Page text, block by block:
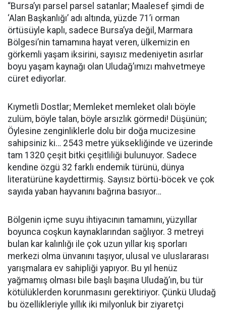
“Bursa’yı parsel parsel satanlar; Maalesef şimdi de
‘Alan Başkanlığı’ adı altında, yüzde 71’i orman
örtüsüyle kaplı, sadece Bursa’ya değil, Marmara
Bölgesi’nin tamamına hayat veren, ülkemizin en
görkemli yaşam iksirini, sayısız medeniyetin asırlar
boyu yaşam kaynağı olan Uludağ’ımızı mahvetmeye
cüret ediyorlar.
Kıymetli Dostlar; Memleket memleket olalı böyle
zulüm, böyle talan, böyle arsızlık görmedi! Düşünün;
Öylesine zenginliklerle dolu bir doğa mucizesine
sahipsiniz ki… 2543 metre yüksekliğinde ve üzerinde
tam 1320 çeşit bitki çeşitliliği bulunuyor. Sadece
kendine özgü 32 farklı endemik türünü, dünya
literatürüne kaydettirmiş. Sayısız börtü-böcek ve çok
sayıda yaban hayvanını bağrına basıyor…
Bölgenin içme suyu ihtiyacının tamamını, yüzyıllar
boyunca coşkun kaynaklarından sağlıyor. 3 metreyi
bulan kar kalınlığı ile çok uzun yıllar kış sporları
merkezi olma ünvanını taşıyor, ulusal ve uluslararası
yarışmalara ev sahipliği yapıyor. Bu yıl henüz
yağmamış olması bile başlı başına Uludağ’ın, bu tür
kötülüklerden korunmasını gerektiriyor. Çünkü Uludağ
bu özellikleriyle yıllık iki milyonluk bir ziyaretçi